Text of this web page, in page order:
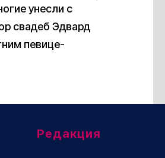
унесли с
свадеб Эдвард
певице-
Редакция